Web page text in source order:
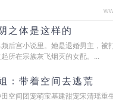
之体是这样的
后宫小说里。她是退婚男主，被
所在宗族灰飞烟灭的女配。...
：带着空间去逃荒
空间团宠萌宝基建甜宠宋清瑶重